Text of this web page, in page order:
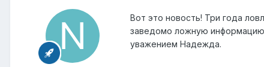
Вот это новость! Три года
заведомо ложную информацию
уважением Надежда.